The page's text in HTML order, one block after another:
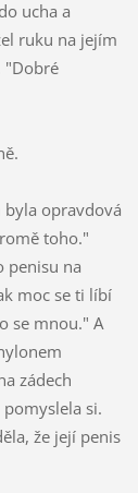
ucha a
ruku na jejím
"Dobré
byla opravdová
toho."
penisu na
moc se ti líbí
se mnou." A
zádech
si.
že její penis